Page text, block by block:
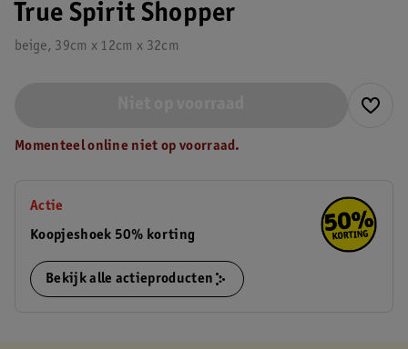
True Spirit Shopper
beige, 39cm x 12cm x 32cm
Momenteel online niet op voorraad.
Actie
Koopjeshoek 50% korting
Bekijk alle actieproducten